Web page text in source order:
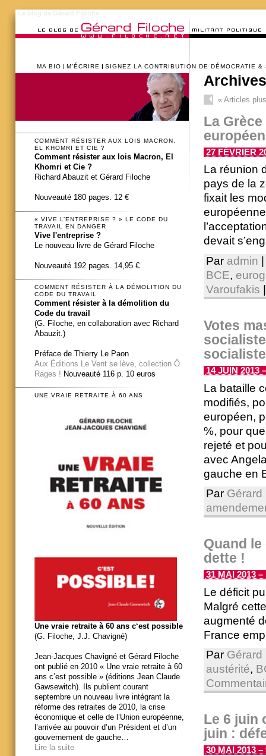
MA BIO M’ÉCRIRE SIGNEZ LA CONTRIBUTION DE DÉMOCRATIE &
«Articles
La
27 FÉVRIER
La réunion
pays de la
fixait les
devait
Par admin
BCE,
Varoufakis
Votes
socialiste
14 JUIN 2013
La bataille
modifiés,
européen,
%, pour
rejeté et
avec
gauche en
Par Gérard
Quand
dette !
31 MAI 2013 –
Le déficit
Malgré
augmenté
France
Par Gérard
austérité,
Le 6 juin
juin :
30 MAI 2013 –
COMMENT RÉSISTER AUX LOIS MACRON,
EL KHOMRI ET CIE ?
Comment résister aux lois Macron, El
Khomri et Cie ?
Richard Abauzit et Gérard Filoche
Nouveauté 180 pages. 12 €
« VIVE L’ENTREPRISE ? » LE CODE DU
TRAVAIL EN DANGER
Vive l'entreprise ?
Le nouveau livre de Gérard Filoche
Nouveauté 192 pages. 14,95 €
COMMENT RÉSISTER À LA DÉMOLITION DU
CODE DU TRAVAIL
Comment résister à la démolition du
Code du travail
(G. Filoche, en collaboration avec Richard
Abauzit.)
Préface de Thierry Le Paon
Aux Éditions Le Vent se lève, collection Ô
Rages ! Nouveauté 116 p. 10 euros
UNE VRAIE RETRAITE À 60 ANS
Une vraie retraite à 60 ans c‘est possible
(G. Filoche, J.J. Chavigné)
Jean-Jacques Chavigné et Gérard Filoche
ont publié en 2010 « Une vraie retraite à 60
ans c’est possible » (éditions Jean Claude
Gawsewitch). Ils publient courant
septembre un nouveau livre intégrant la
réforme des retraites de 2010, la crise
économique et celle de l’Union européenne,
l’arrivée au pouvoir d’un Président et d’un
gouvernement de gauche…
Lire la suite